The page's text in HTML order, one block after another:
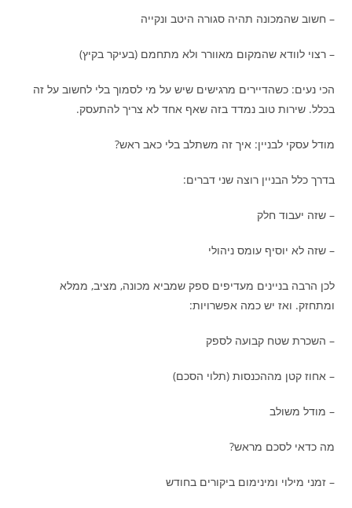
– חשוב שהמכונה תהיה סגורה היטב ונקייה
– רצוי לוודא שהמקום מאוורר ולא מתחמם (בעיקר בקיץ)
הכי נעים: כשהדיירים מרגישים שיש על מי לסמוך בלי לחשוב על זה
בכלל. שירות טוב נמדד בזה שאף אחד לא צריך להתעסק.
מודל עסקי לבניין: איך זה משתלב בלי כאב ראש?
בדרך כלל הבניין רוצה שני דברים:
– שזה יעבוד חלק
– שזה לא יוסיף עומס ניהולי
לכן הרבה בניינים מעדיפים ספק שמביא מכונה, מציב, ממלא
ומתחזק. ואז יש כמה אפשרויות:
– השכרת שטח קבועה לספק
– אחוז קטן מההכנסות (תלוי הסכם)
– מודל משולב
מה כדאי לסכם מראש?
– זמני מילוי ומינימום ביקורים בחודש